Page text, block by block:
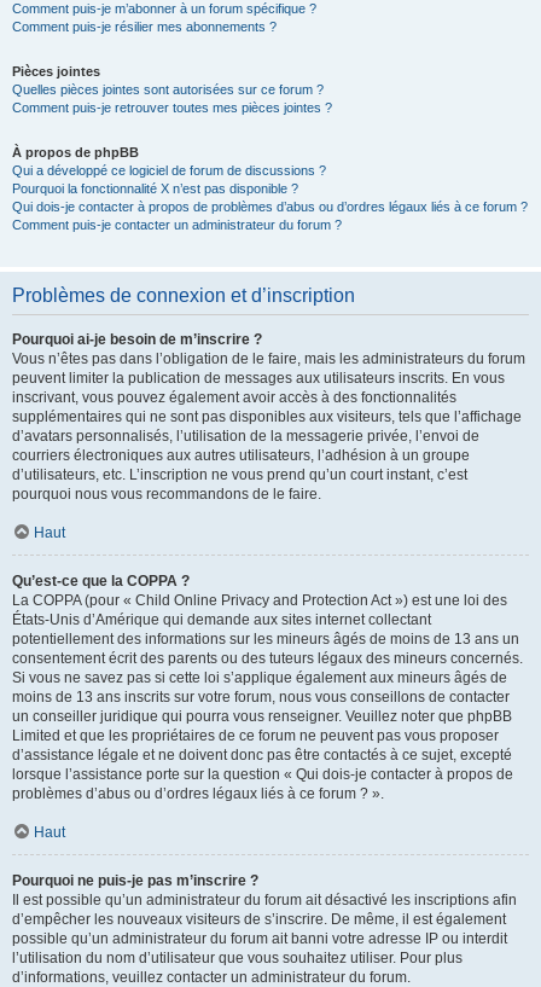
Comment puis-je m’abonner à un forum spécifique ?
Comment puis-je résilier mes abonnements ?
Pièces jointes
Quelles pièces jointes sont autorisées sur ce forum ?
Comment puis-je retrouver toutes mes pièces jointes ?
À propos de phpBB
Qui a développé ce logiciel de forum de discussions ?
Pourquoi la fonctionnalité X n’est pas disponible ?
Qui dois-je contacter à propos de problèmes d’abus ou d’ordres légaux liés à ce forum ?
Comment puis-je contacter un administrateur du forum ?
Problèmes de connexion et d’inscription
Pourquoi ai-je besoin de m’inscrire ?
Vous n’êtes pas dans l’obligation de le faire, mais les administrateurs du forum
peuvent limiter la publication de messages aux utilisateurs inscrits. En vous
inscrivant, vous pouvez également avoir accès à des fonctionnalités
supplémentaires qui ne sont pas disponibles aux visiteurs, tels que l’affichage
d’avatars personnalisés, l’utilisation de la messagerie privée, l’envoi de
courriers électroniques aux autres utilisateurs, l’adhésion à un groupe
d’utilisateurs, etc. L’inscription ne vous prend qu’un court instant, c’est
pourquoi nous vous recommandons de le faire.
Haut
Qu’est-ce que la COPPA ?
La COPPA (pour « Child Online Privacy and Protection Act ») est une loi des
États-Unis d’Amérique qui demande aux sites internet collectant
potentiellement des informations sur les mineurs âgés de moins de 13 ans un
consentement écrit des parents ou des tuteurs légaux des mineurs concernés.
Si vous ne savez pas si cette loi s’applique également aux mineurs âgés de
moins de 13 ans inscrits sur votre forum, nous vous conseillons de contacter
un conseiller juridique qui pourra vous renseigner. Veuillez noter que phpBB
Limited et que les propriétaires de ce forum ne peuvent pas vous proposer
d’assistance légale et ne doivent donc pas être contactés à ce sujet, excepté
lorsque l’assistance porte sur la question « Qui dois-je contacter à propos de
problèmes d’abus ou d’ordres légaux liés à ce forum ? ».
Haut
Pourquoi ne puis-je pas m’inscrire ?
Il est possible qu’un administrateur du forum ait désactivé les inscriptions afin
d’empêcher les nouveaux visiteurs de s’inscrire. De même, il est également
possible qu’un administrateur du forum ait banni votre adresse IP ou interdit
l’utilisation du nom d’utilisateur que vous souhaitez utiliser. Pour plus
d’informations, veuillez contacter un administrateur du forum.